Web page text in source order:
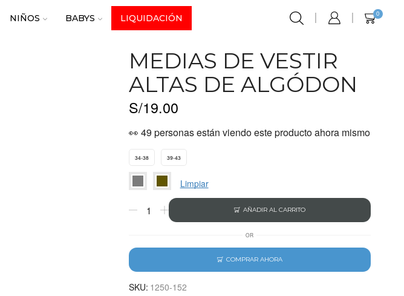
NIÑOS BABYS LIQUIDACIÓN 0
MEDIAS DE VESTIR
ALTAS DE ALGÓDON
S/19.00
👀 49 personas están viendo este producto ahora mismo
34-38 39-43
Limpiar
AÑADIR AL CARRITO
OR
COMPRAR AHORA
SKU: 1250-152